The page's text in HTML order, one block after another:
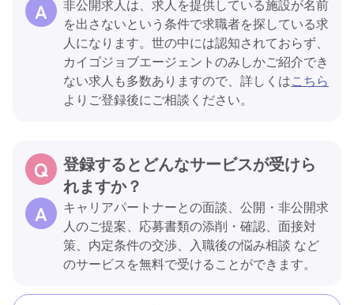
非公開求人は、求人を提供している施設が名前
を出さないという条件で求職者を探している求
人になります。世の中には認知されておらず、
カイゴジョブエージェントのみしかご紹介でき
ない求人も多数ありますので、詳しくはこちら
よりご登録後にご相談ください。
登録するとどんなサービスが受けら
れますか？
キャリアパートナーとの面談、公開・非公開求
人のご提案、応募書類の添削・確認、面接対
策、内定条件の交渉、入職後の悩み相談 など
のサービスを無料で受けることができます。